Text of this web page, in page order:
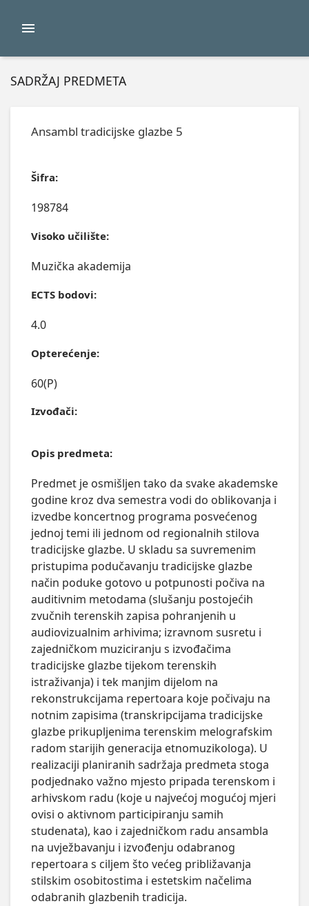
SADRŽAJ PREDMETA
Ansambl tradicijske glazbe 5
Šifra:
198784
Visoko učilište:
Muzička akademija
ECTS bodovi:
4.0
Opterećenje:
60(P)
Izvođači:
Opis predmeta:
Predmet je osmišljen tako da svake akademske
godine kroz dva semestra vodi do oblikovanja i
izvedbe koncertnog programa posvećenog
jednoj temi ili jednom od regionalnih stilova
tradicijske glazbe. U skladu sa suvremenim
pristupima podučavanju tradicijske glazbe
način poduke gotovo u potpunosti počiva na
auditivnim metodama (slušanju postojećih
zvučnih terenskih zapisa pohranjenih u
audiovizualnim arhivima; izravnom susretu i
zajedničkom muziciranju s izvođačima
tradicijske glazbe tijekom terenskih
istraživanja) i tek manjim dijelom na
rekonstrukcijama repertoara koje počivaju na
notnim zapisima (transkripcijama tradicijske
glazbe prikupljenima terenskim melografskim
radom starijih generacija etnomuzikologa). U
realizaciji planiranih sadržaja predmeta stoga
podjednako važno mjesto pripada terenskom i
arhivskom radu (koje u najvećoj mogućoj mjeri
ovisi o aktivnom participiranju samih
studenata), kao i zajedničkom radu ansambla
na uvježbavanju i izvođenju odabranog
repertoara s ciljem što većeg približavanja
stilskim osobitostima i estetskim načelima
odabranih glazbenih tradicija.